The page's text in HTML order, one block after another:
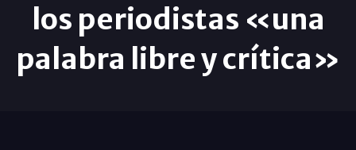
los periodistas «una
palabra libre y crítica»